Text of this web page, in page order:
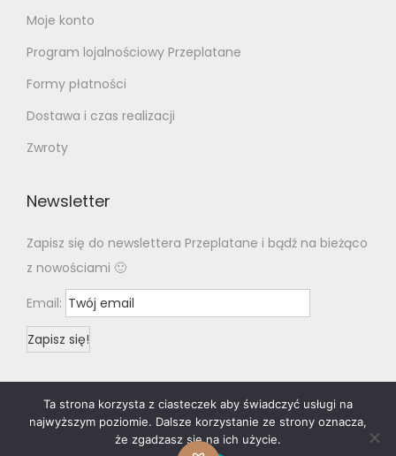
Moje konto
Program lojalnościowy Przeplatane
Formy płatności
Dostawa i czas realizacji
Zwroty
Newsletter
Zapisz się do newslettera Przeplatane i bądź na bieżąco
z nowościami 🙂
Email:
© 2020 WoostifyPrivacy PolicyAll rights reserved. Designed
Ta strona korzysta z ciasteczek aby świadczyć usługi na
najwyższym poziomie. Dalsze korzystanie ze strony oznacza,
że zgadzasz się na ich użycie.